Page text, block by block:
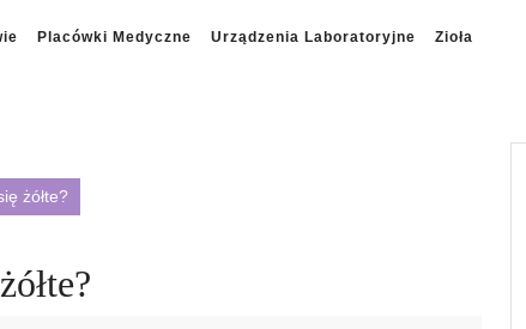
Placówki Medyczne Urządzenia Laboratoryjne Zioła
żółte?